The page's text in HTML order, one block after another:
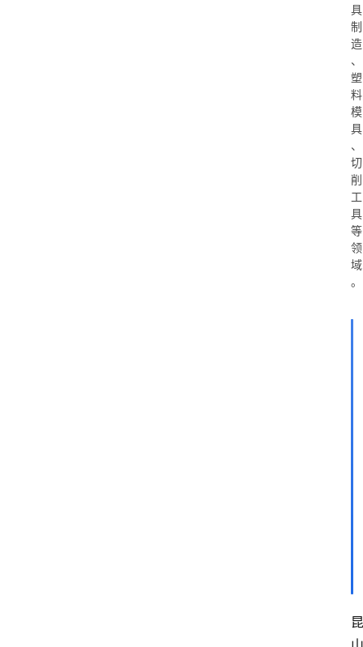
具
制
造
、
塑
料
模
具
、
切
削
工
具
等
领
域
。
昆